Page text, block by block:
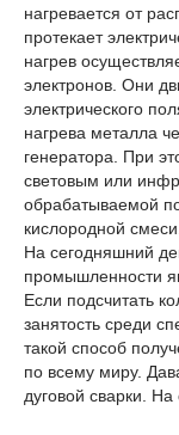
нагревается от
протекает
нагрев
электронов. Они
электрического
нагрева металла
генератора. При
световым или
обрабатываемой
кислородной
На сегодняшний
промышленности
Если подсчитать
занятость среди
такой способ
по всему миру.
дуговой сварки.